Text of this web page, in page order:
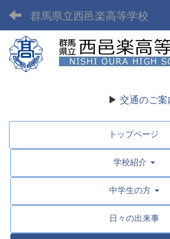
群馬県立西邑楽高等学校
▶ 交通のご案
トップページ
学校紹介
中学生の方
日々の出来事